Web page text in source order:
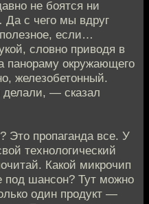
не боятся ни
с чего мы вдруг
если…
словно приводя в
панораму окружающего
железобетонный.
— сказал
пропаганда все. У
технологический
Какой микрочип
под шансон? Тут можно
один продукт —